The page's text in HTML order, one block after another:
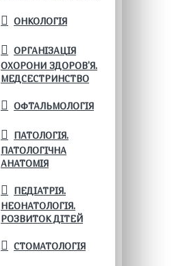
ОНКОЛОГІЯ
ОРГАНІЗАЦІЯ
ОХОРОНИ ЗДОРОВ'Я.
МЕДСЕСТРИНСТВО
ОФТАЛЬМОЛОГІЯ
ПАТОЛОГІЯ.
ПАТОЛОГІЧНА
АНАТОМІЯ
ПЕДІАТРІЯ.
НЕОНАТОЛОГІЯ.
РОЗВИТОК ДІТЕЙ
СТОМАТОЛОГІЯ